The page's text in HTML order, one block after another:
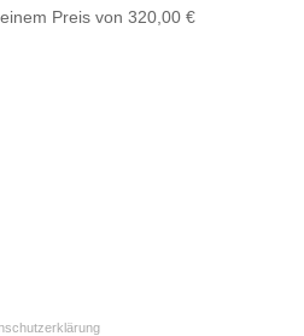
Preis von 320,00 €